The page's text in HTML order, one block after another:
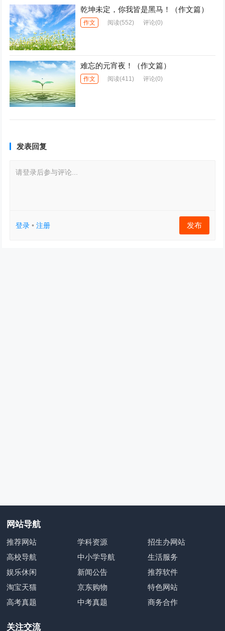
乾坤未定，你我皆是黑马！（作文篇）
作文 阅读(552) 评论(0)
难忘的元宵夜！（作文篇）
作文 阅读(411) 评论(0)
发表回复
请登录后参与评论...
登录 •注册 发布
网站导航
推荐网站 学科资源
招生办网站
高校导航
中小学导航
生活服务
娱乐休闲
新闻公告
推荐软件
淘宝天猫
京东购物
特色网站
高考真题
中考真题 商务合作
关注交流